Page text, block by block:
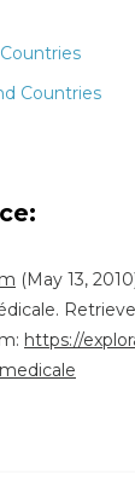
Countries
(May 13,
https://